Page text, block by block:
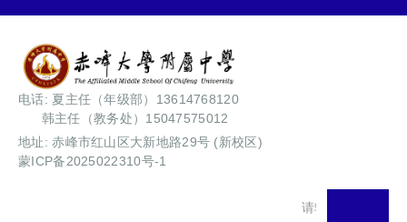
电话: 夏主任（年级部）13614768120
韩主任（教务处）15047575012
地址: 赤峰市红山区大新地路29号 (新校区)
蒙ICP备2025022310号-1